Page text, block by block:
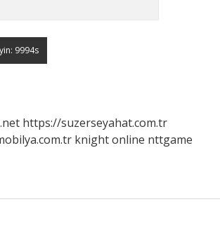
https://suzerseyahat.com.tr
knight online nttgame